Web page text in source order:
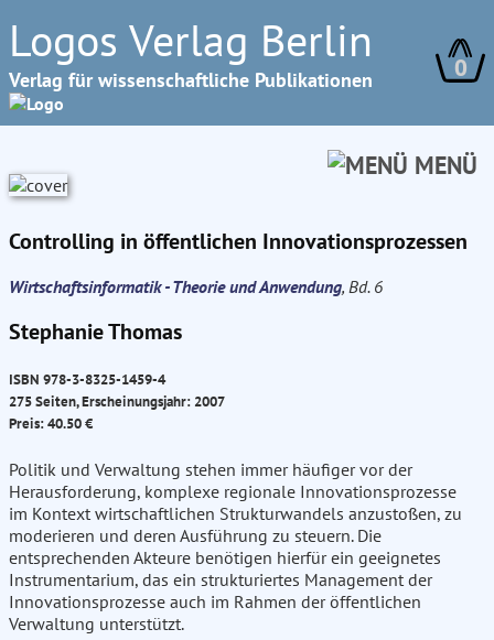
Logos Verlag Berlin
Verlag für wissenschaftliche Publikationen 0
MENÜ
Controlling in öffentlichen Innovationsprozessen
Wirtschaftsinformatik - Theorie und Anwendung, Bd. 6
Stephanie Thomas
ISBN 978-3-8325-1459-4
275 Seiten, Erscheinungsjahr: 2007
Preis: 40.50 €
Politik und Verwaltung stehen immer häufiger vor der
Herausforderung, komplexe regionale Innovationsprozesse
im Kontext wirtschaftlichen Strukturwandels anzustoßen, zu
moderieren und deren Ausführung zu steuern. Die
entsprechenden Akteure benötigen hierfür ein geeignetes
Instrumentarium, das ein strukturiertes Management der
Innovationsprozesse auch im Rahmen der öffentlichen
Verwaltung unterstützt.